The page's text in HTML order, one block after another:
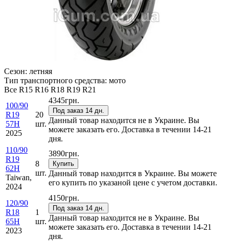
Сезон: летняя
Тип транспортного средства: мото
Все R15 R16 R18 R19 R21
100/90
R19
57H
2025
20
шт.
4345грн.
Под заказ 14 дн.
Данный товар находится не в Украине. Вы
можете заказать его. Доставка в течении 14-21
дня.
110/90
R19
62H
Taiwan,
2024
8
шт.
3890грн.
Купить
Данный товар находится в Украине. Вы можете
его купить по указаной цене с учетом доставки.
120/90
R18
65H
2023
1
шт.
4150грн.
Под заказ 14 дн.
Данный товар находится не в Украине. Вы
можете заказать его. Доставка в течении 14-21
дня.